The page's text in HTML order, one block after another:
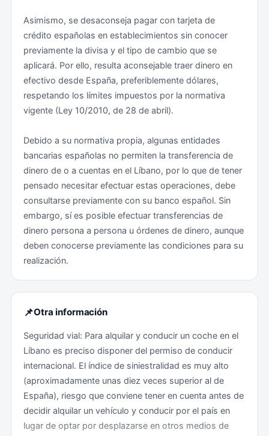
Asimismo, se desaconseja pagar con tarjeta de
crédito españolas en establecimientos sin conocer
previamente la divisa y el tipo de cambio que se
aplicará. Por ello, resulta aconsejable traer dinero en
efectivo desde España, preferiblemente dólares,
respetando los límites impuestos por la normativa
vigente (Ley 10/2010, de 28 de abril).
Debido a su normativa propia, algunas entidades
bancarias españolas no permiten la transferencia de
dinero de o a cuentas en el Líbano, por lo que de tener
pensado necesitar efectuar estas operaciones, debe
consultarse previamente con su banco español. Sin
embargo, sí es posible efectuar transferencias de
dinero persona a persona u órdenes de dinero, aunque
deben conocerse previamente las condiciones para su
realización.
📌Otra información
Seguridad vial: Para alquilar y conducir un coche en el
Líbano es preciso disponer del permiso de conducir
internacional. El índice de siniestralidad es muy alto
(aproximadamente unas diez veces superior al de
España), riesgo que conviene tener en cuenta antes de
decidir alquilar un vehículo y conducir por el país en
lugar de optar por desplazarse en otros medios de